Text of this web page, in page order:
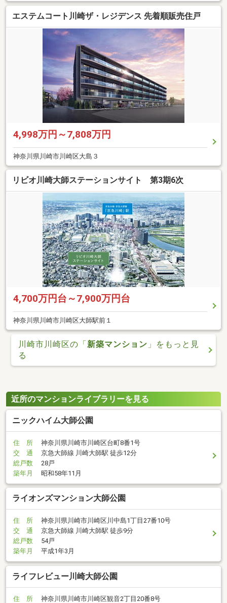
エステムコート川崎ザ・レジデンス 先着順販売住戸
4,998万円～7,808万円
神奈川県川崎市川崎区大島３
リビオ川崎大師ステーションサイト 第3期6次
4,700万円台～7,900万円台
神奈川県川崎市川崎区大師駅前１
川崎市川崎区の「新築マンション 」をもっと見
る
近所のマンションライブラリーを見る
ニックハイム大師公園
住 所
神奈川県川崎市川崎区台町8番1号
交 通
京急大師線 川崎大師駅 徒歩12分
総戸数
28戸
築年月
昭和58年11月
ライオンズマンション大師公園
住 所
神奈川県川崎市川崎区川中島1丁目27番10号
交 通
京急大師線 川崎大師駅 徒歩9分
総戸数
54戸
築年月
平成1年3月
ライフレビュー川崎大師公園
住 所
神奈川県川崎市川崎区観音2丁目20番8号